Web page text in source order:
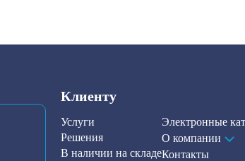
Клиенту
Услуги
Решения
В наличии на складе
Электронные
О компании
Контакты